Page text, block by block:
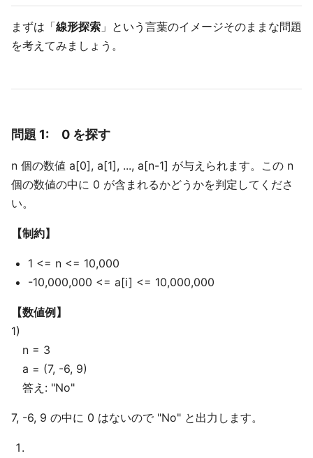
まずは「線形探索 」という言葉のイメージそのままな問題
を考えてみましょう。
問題 1: 0 を探す
n 個の数値 a[0], a[1], ..., a[n-1] が与えられます。この n
個の数値の中に 0 が含まれるかどうかを判定してくださ
い。
【制約】
1 <= n <= 10,000
-10,000,000 <= a[i] <= 10,000,000
【数値例】
1)
n = 3
a = (7, -6, 9)
答え: "No"
7, -6, 9 の中に 0 はないので "No" と出力します。